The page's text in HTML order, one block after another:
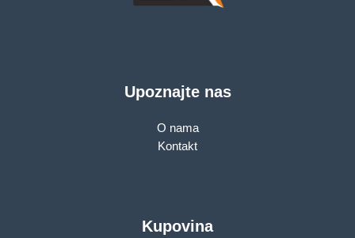
Upoznajte nas
O nama
Kontakt
Kupovina